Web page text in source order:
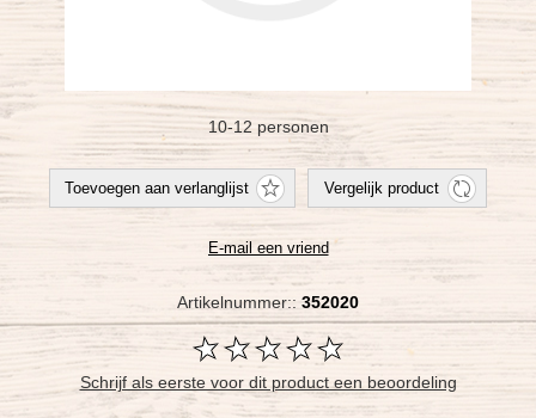
10-12 personen
Artikelnummer:: 352020
Schrijf als eerste voor dit product een beoordeling